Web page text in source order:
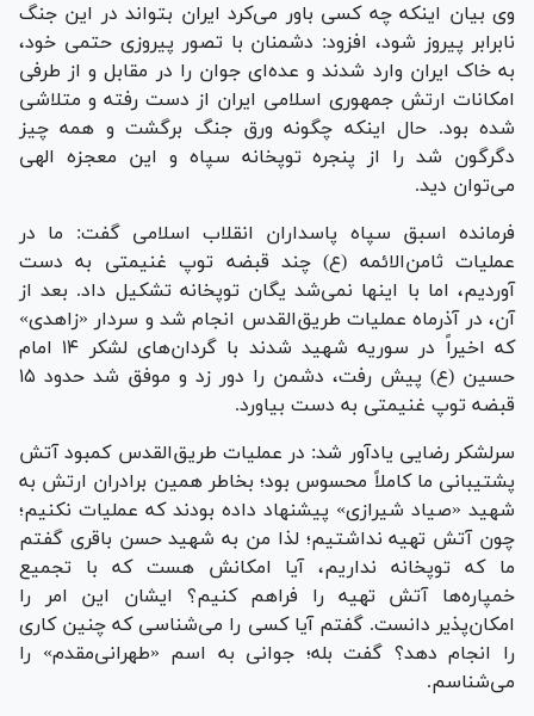
وی بیان اینکه چه کسی باور می‌کرد ایران بتواند در این جنگ
نابرابر پیروز شود، افزود: دشمنان با تصور پیروزی حتمی خود،
به خاک ایران وارد شدند و عده‌ای جوان را در مقابل و از طرفی
امکانات ارتش جمهوری اسلامی ایران از دست رفته و متلاشی
شده بود. حال اینکه چگونه ورق جنگ برگشت و همه چیز
دگرگون شد را از پنجره توپخانه سپاه و این معجزه الهی
می‌توان دید.
فرمانده اسبق سپاه پاسداران انقلاب اسلامی گفت: ما در
عملیات ثامن‌الائمه (ع) چند قبضه توپ غنیمتی به دست
آوردیم، اما با اینها نمی‌شد یگان توپخانه تشکیل داد. بعد از
آن، در آذرماه عملیات طریق‌القدس انجام شد و سردار «زاهدی»
که اخیراً در سوریه شهید شدند با گردان‌های لشکر ۱۴ امام
حسین (ع) پیش رفت، دشمن را دور زد و موفق شد حدود ۱۵
قبضه توپ غنیمتی به دست بیاورد.
سرلشکر رضایی یادآور شد: در عملیات طریق‌القدس کمبود آتش
پشتیبانی ما کاملاً محسوس بود؛ بخاطر همین برادران ارتش به
شهید «صیاد شیرازی» پیشنهاد داده بودند که عملیات نکنیم؛
چون آتش تهیه نداشتیم؛ لذا من به شهید حسن باقری گفتم
ما که توپخانه نداریم، آیا امکانش هست که با تجمیع
خمپاره‌ها آتش تهیه را فراهم کنیم؟ ایشان این امر را
امکان‌پذیر دانست. گفتم آیا کسی را می‌شناسی که چنین کاری
را انجام دهد؟ گفت بله؛ جوانی به اسم «طهرانی‌مقدم» را
می‌شناسم.